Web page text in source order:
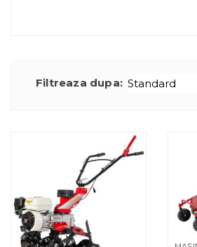
Filtreaza dupa: